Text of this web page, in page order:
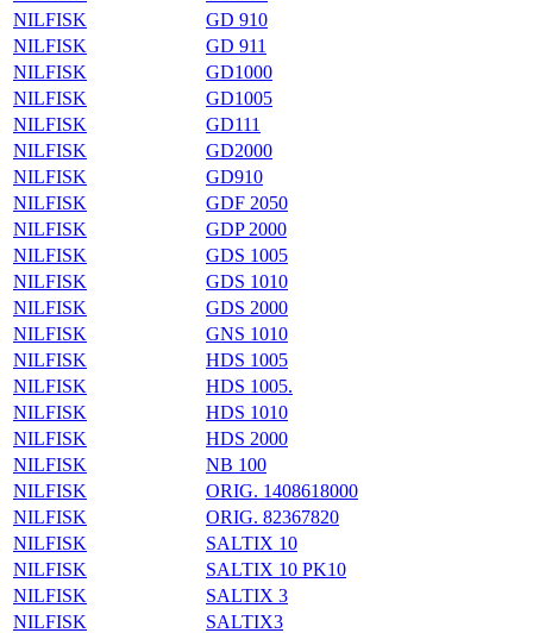
NILFISK
GD 910
NILFISK
GD 911
NILFISK
GD1000
NILFISK
GD1005
NILFISK
GD111
NILFISK
GD2000
NILFISK
GD910
NILFISK
GDF 2050
NILFISK
GDP 2000
NILFISK
GDS 1005
NILFISK
GDS 1010
NILFISK
GDS 2000
NILFISK
GNS 1010
NILFISK
HDS 1005
NILFISK
HDS 1005.
NILFISK
HDS 1010
NILFISK
HDS 2000
NILFISK
NB 100
NILFISK
ORIG. 1408618000
NILFISK
ORIG. 82367820
NILFISK
SALTIX 10
NILFISK
SALTIX 10 PK10
NILFISK
SALTIX 3
NILFISK
SALTIX3